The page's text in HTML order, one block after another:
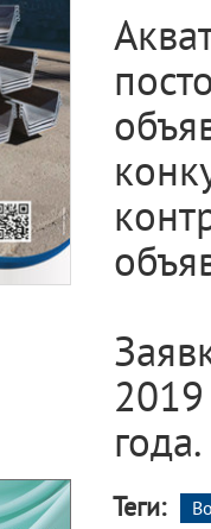
года.
Теги: